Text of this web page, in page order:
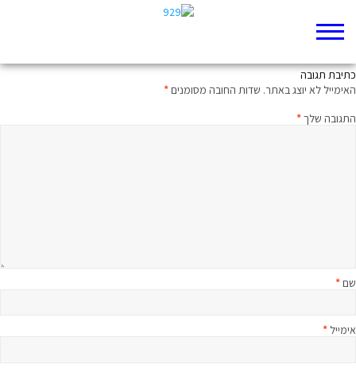
כתיבת תגובה
האימייל לא יוצג באתר. שדות החובה מסומנים*
התגובה שלך*
שם*
אימייל *